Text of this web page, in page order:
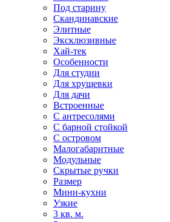
Под старину
Скандинавские
Элитные
Эксклюзивные
Хай-тек
Особенности
Для студии
Для хрущевки
Для дачи
Встроенные
С антресолями
С барной стойкой
С островом
Малогабаритные
Модульные
Скрытые ручки
Размер
Мини-кухни
Узкие
3 кв. м.